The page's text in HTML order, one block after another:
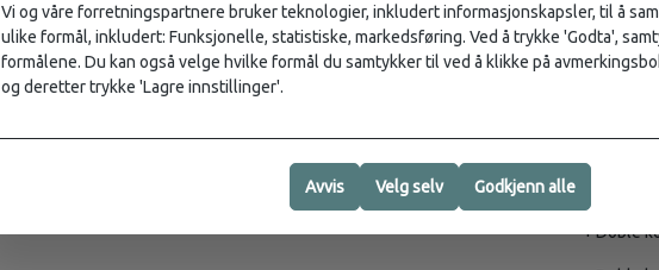
+ Doble
+ Tilgang
+
+ Store
+ Øvre/
+ Doble
Vi og våre forretningspartnere bruker teknologier, inkludert informasjonskapsler, til å
ulike formål, inkludert: Funksjonelle, statistiske, markedsføring. Ved å trykke 'Godta',
formålene. Du kan også velge hvilke formål du samtykker til ved å klikke på
og deretter trykke 'Lagre innstillinger'.
Avvis Velg selv Godkjenn alle